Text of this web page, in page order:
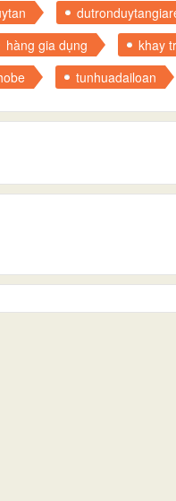
hàng gia dụng khay
tunhuadailoan